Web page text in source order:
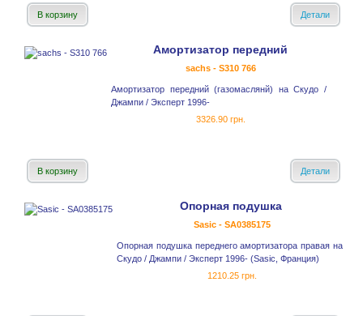
В корзину Детали
Амортизатор передний
sachs - S310 766
Амортизатор передний (газомаслянй) на Скудо /
Джампи / Эксперт 1996-
3326.90 грн.
В корзину Детали
Опорная подушка
Sasic - SA0385175
Опорная подушка переднего амортизатора правая на
Скудо / Джампи / Эксперт 1996- (Sasic, Франция)
1210.25 грн.